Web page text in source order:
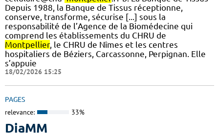
Depuis 1988, la Banque de Tissus réceptionne,
conserve, transforme, sécurise [...] sous la
responsabilité de l’Agence de la Biomédecine qui
comprend les établissements du CHRU de
Montpellier, le CHRU de Nîmes et les centres
hospitaliers de Béziers, Carcassonne, Perpignan. Elle
s’appuie
18/02/2026 15:25
PAGES
relevance: 33%
DiaMM